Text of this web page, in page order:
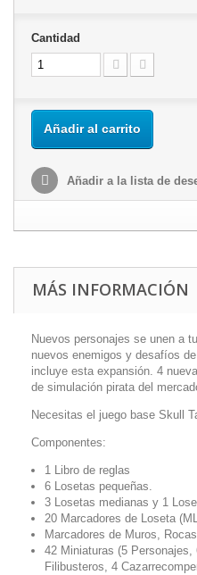
Cantidad
Añadir al carrito
Añadir a la lista de
MÁS INFORMACIÓN
Nuevos personajes se unen a
nuevos enemigos y desafíos
incluye esta expansión. 4
de simulación pirata del
Necesitas el juego base Skull
Componentes:
1 Libro de reglas
6 Losetas pequeñas.
3 Losetas medianas y 1
20 Marcadores de Loseta
Marcadores de Muros,
42 Miniaturas (5
Filibusteros, 4